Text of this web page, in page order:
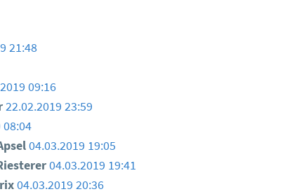
21:48
09:16
22.02.2019 23:59
08:04
04.03.2019 19:05
04.03.2019 19:41
04.03.2019 20:36